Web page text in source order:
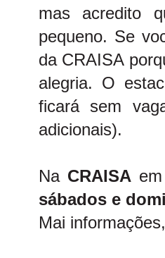
mas acredito
pequeno. Se
da CRAISA
alegria. O
ficará sem
adicionais).
Na CRAISA
sábados e
Mai